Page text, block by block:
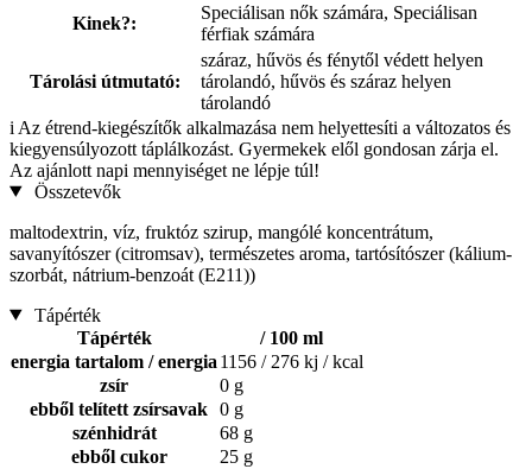
Kinek?:
Speciálisan nők számára, Speciálisan
férfiak számára
Tárolási útmutató:
száraz, hűvös és fénytől védett helyen
tárolandó, hűvös és száraz helyen
tárolandó
i Az étrend-kiegészítők alkalmazása nem helyettesíti a változatos és
kiegyensúlyozott táplálkozást. Gyermekek elől gondosan zárja el.
Az ajánlott napi mennyiséget ne lépje túl!
Összetevők
maltodextrin, víz, fruktóz szirup, mangólé koncentrátum,
savanyítószer (citromsav), természetes aroma, tartósítószer (kálium-
szorbát, nátrium-benzoát (E211))
Tápérték
Tápérték
/ 100 ml
energia tartalom / energia 1156 / 276 kj / kcal
zsír
0 g
ebből telített zsírsavak 0 g
szénhidrát
68 g
ebből cukor
25 g